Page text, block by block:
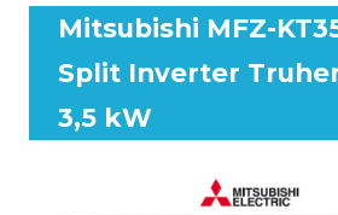
Mitsubishi MFZ-
Split Inverter
3,5 kW